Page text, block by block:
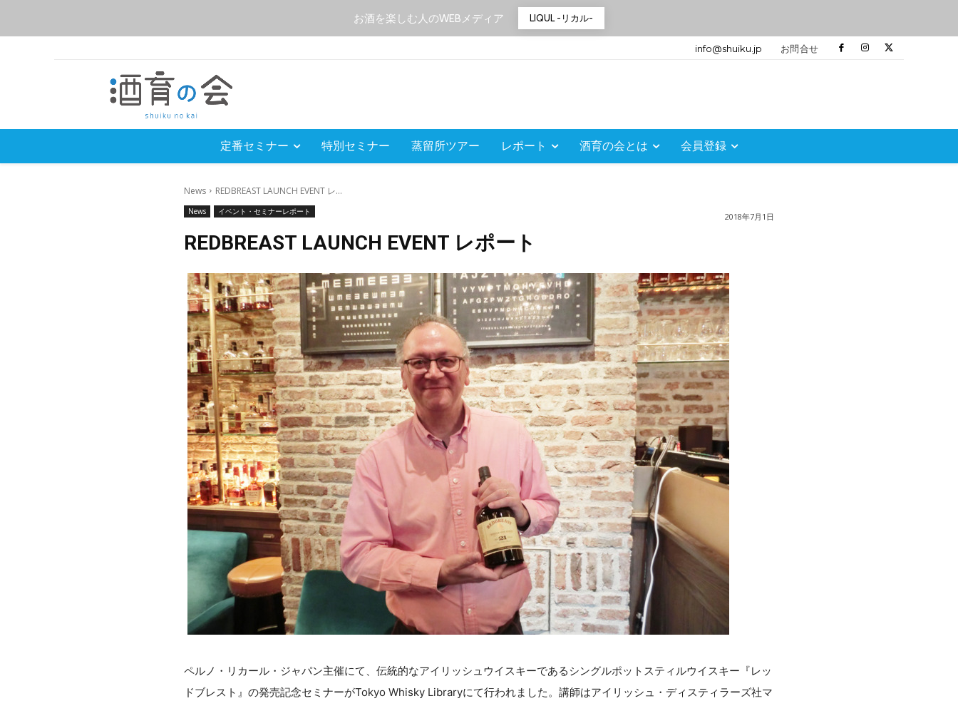
お酒を楽しむ人のWEBメディア LIQUL -リカル-
info@shuiku.jp お問合せ
定番セミナー 特別セミナー 蒸留所ツアー レポート 酒育の会とは 会員登録
News REDBREAST LAUNCH EVENT レ...
News イベント・セミナーレポート
2018年7月1日
REDBREAST LAUNCH EVENT レポート
ペルノ・リカール・ジャパン主催にて、伝統的なアイリッシュウイスキーであるシングルポットスティルウイスキー『レッ
ドブレスト』の発売記念セミナーがTokyo Whisky Libraryにて行われました。講師はアイリッシュ・ディスティラーズ社マ